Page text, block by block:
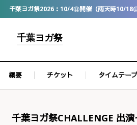
千葉ヨガ祭2026：10/4㊐開催（雨天時10/18
千葉ヨガ祭
概要 チケット タイムテー
千葉ヨガ祭CHALLENGE 出